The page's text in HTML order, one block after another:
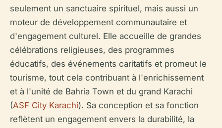
seulement un sanctuaire spirituel, mais aussi un
moteur de développement communautaire et
d'engagement culturel. Elle accueille de grandes
célébrations religieuses, des programmes
éducatifs, des événements caritatifs et promeut le
tourisme, tout cela contribuant à l'enrichissement
et à l'unité de Bahria Town et du grand Karachi
(ASF City Karachi). Sa conception et sa fonction
reflètent un engagement envers la durabilité, la